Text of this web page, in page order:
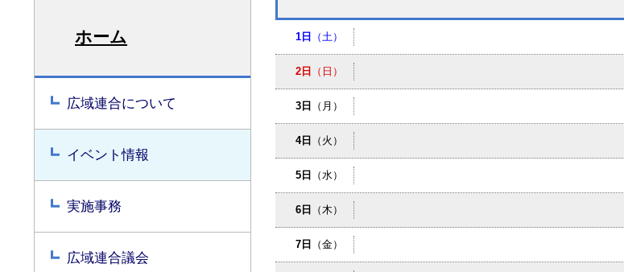
ホーム
広域連合について
イベント情報
実施事務
広域連合議会
1日 （土）
2日 （日）
3日 （月）
4日 （火）
5日 （水）
6日 （木）
7日 （金）